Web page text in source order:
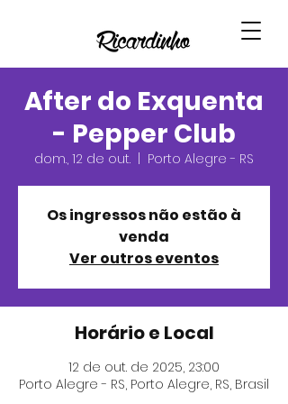
After do Exquenta
- Pepper Club
dom., 12 de out. Porto Alegre - RS
Os ingressos não estão à
venda
Ver outros eventos
Horário e Local
12 de out. de 2025, 23:00
Porto Alegre - RS, Porto Alegre, RS, Brasil